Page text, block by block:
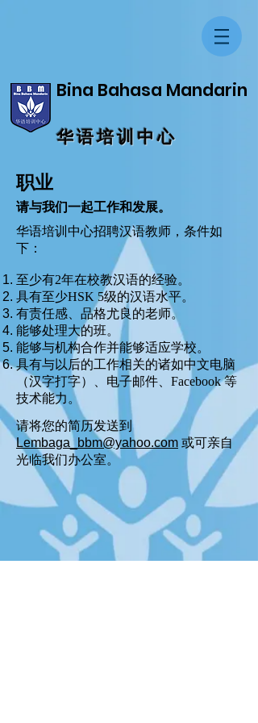
Bina Bahasa Mandarin
华 语 培 训 中 心
职业
请与我们一起工作和发展。
华语培训中心招聘汉语教师，条件如
下：
至少有2年在校教汉语的经验。
具有至少HSK 5级的汉语水平。
有责任感、品格尤良的老师。
能够处理大的班。
能够与机构合作并能够适应学校。
具有与以后的工作相关的诸如中文电脑
（汉字打字）、电子邮件、Facebook 等
技术能力。
请将您的简历发送到
Lembaga_bbm@yahoo.com 或可亲自
光临我们办公室。